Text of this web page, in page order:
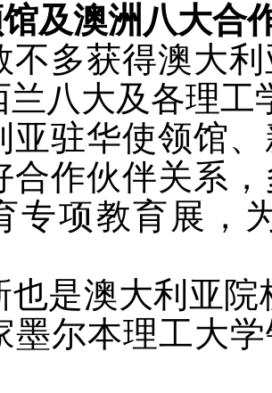
及澳洲八大合
不多获得澳大
兰八大及各理工
亚驻华使领馆
合作伙伴关系
专项教育展，
也是澳大利亚
墨尔本理工大